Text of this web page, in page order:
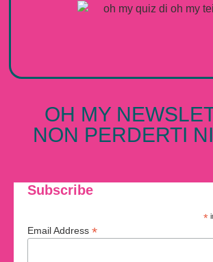
OH MY
NON PERDERTI
Subscribe
*
Email Address *